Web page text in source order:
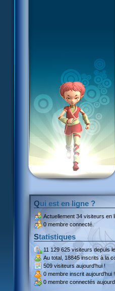
Qui est en ligne ?
Actuellement 34 visiteurs en
0 membre connecté.
Statistiques
11 129 625 visiteursdepuis
Au total, 18845 inscritsà la
509 visiteurs aujourd'hui !
0 membre inscrit aujourd'hui !
0 membre connectés